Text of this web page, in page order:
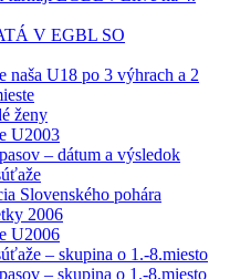
V EGBL SO
naša U18 po 3 výhrach a 2
ženy
U2003
– dátum a výsledok
Slovenského pohára
2006
U2006
– skupina o 1.-8.miesto
– skupina o 1.-8.miesto